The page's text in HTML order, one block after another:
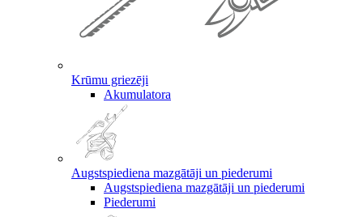
Krūmu griezēji
Akumulatora
Augstspiediena mazgātāji un piederumi
Augstspiediena mazgātāji un piederumi
Piederumi